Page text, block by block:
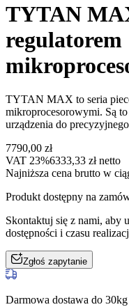
TYTAN
regulatorem
TYTAN MAX to seria
mikroprocesorowymi. Są
urządzenia do
7790,00 zł
VAT 23%6333,33 złnetto
Najniższa cena brutto w
Produkt dostępny na
Skontaktuj się z nami, aby
dostępności i czasu
Zgłoś zapytanie
Darmowa dostawa do 30kg